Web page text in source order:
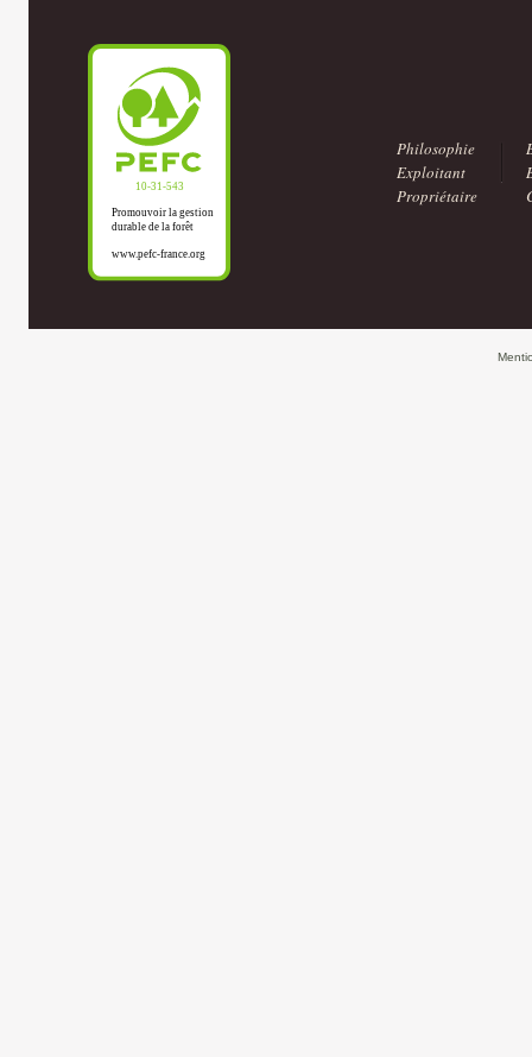
Philosophie
Exploitant
Propriétaire